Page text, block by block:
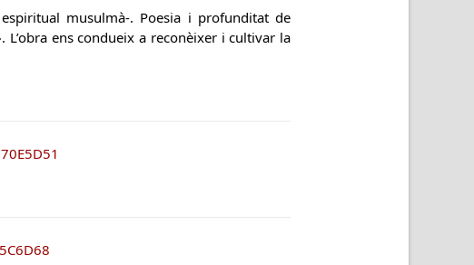
musulmà-. Poesia i profunditat de
L’obra ens condueix a reconèixer i cultivar la